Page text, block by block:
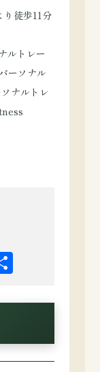
り徒歩11分
ルトレー
ーソナル
ナルトレ